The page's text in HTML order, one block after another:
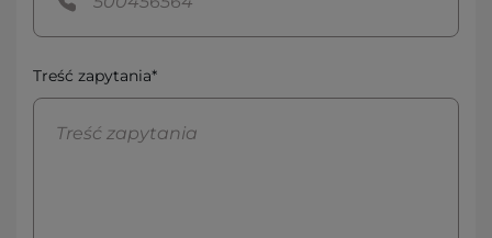
Treść zapytania*